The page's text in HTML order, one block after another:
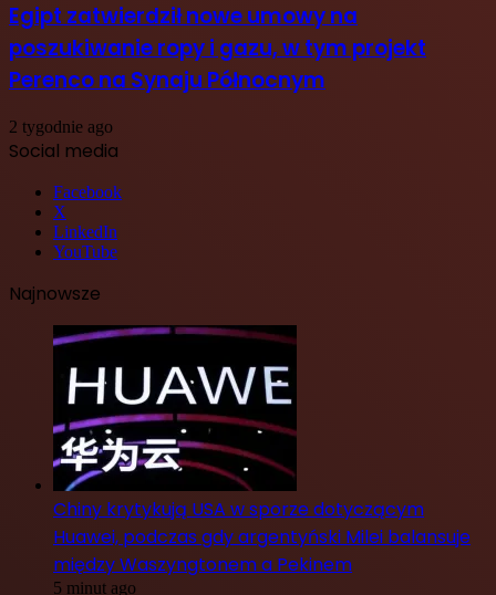
Egipt zatwierdził nowe umowy na
poszukiwanie ropy i gazu, w tym projekt
Perenco na Synaju Północnym
2 tygodnie ago
Social media
Facebook
X
LinkedIn
YouTube
Najnowsze
Chiny krytykują USA w sporze dotyczącym
Huawei, podczas gdy argentyński Milei balansuje
między Waszyngtonem a Pekinem
5 minut ago